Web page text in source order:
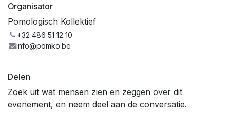
Organisator
Pomologisch Kollektief
+32 486 51 12 10
info@pomko.be
Delen
Zoek uit wat mensen zien en zeggen over dit
evenement, en neem deel aan de conversatie.